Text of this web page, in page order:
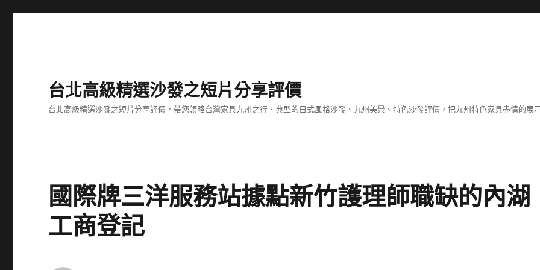
台北高級精選沙發之短片分享評價
台北高級精選沙發之短片分享評價，帶您領略台灣家具九州之行、典型的日式風格沙發、九州美景、特色沙發評價，把九州特色家具盡情的展
國際牌三洋服務站據點新竹護理師職缺的內湖
工商登記